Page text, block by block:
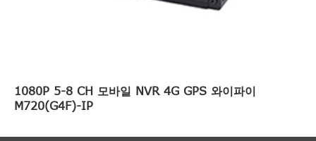
1080P 5-8 CH 모바일 NVR 4G GPS 와이파이
M720(G4F)-IP